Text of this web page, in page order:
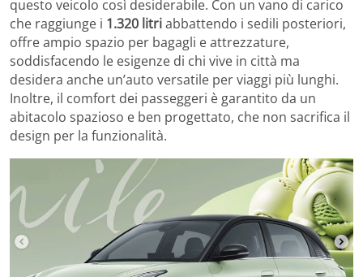
questo veicolo così desiderabile. Con un vano di carico
che raggiunge i 1.320 litriabbattendo i sedili posteriori,
offre ampio spazio per bagagli e attrezzature,
soddisfacendo le esigenze di chi vive in città ma
desidera anche un’auto versatile per viaggi più lunghi.
Inoltre, il comfort dei passeggeri è garantito da un
abitacolo spazioso e ben progettato, che non sacrifica il
design per la funzionalità.